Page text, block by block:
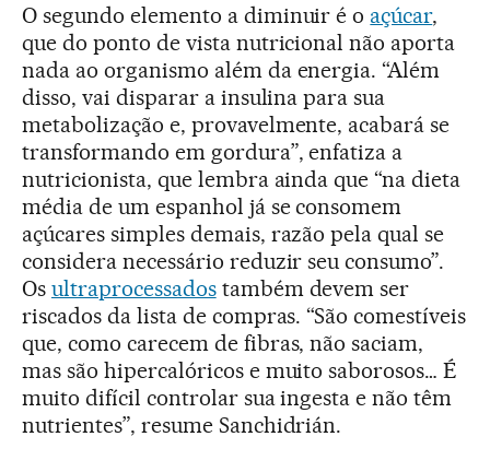
O segundo elemento a diminuir é o açúcar,
que do ponto de vista nutricional não aporta
nada ao organismo além da energia. “Além
disso, vai disparar a insulina para sua
metabolização e, provavelmente, acabará se
transformando em gordura”, enfatiza a
nutricionista, que lembra ainda que “na dieta
média de um espanhol já se consomem
açúcares simples demais, razão pela qual se
considera necessário reduzir seu consumo”.
Os ultraprocessadostambém devem ser
riscados da lista de compras. “São comestíveis
que, como carecem de fibras, não saciam,
mas são hipercalóricos e muito saborosos… É
muito difícil controlar sua ingesta e não têm
nutrientes”, resume Sanchidrián.